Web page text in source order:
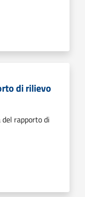
di rilievo
rapporto di